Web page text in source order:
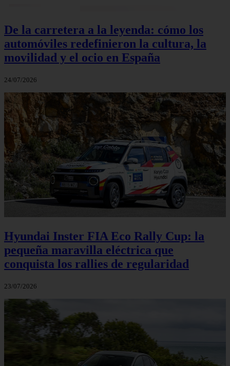
De la carretera a la leyenda: cómo los
automóviles redefinieron la cultura, la
movilidad y el ocio en España
24/07/2026
Hyundai Inster FIA Eco Rally Cup: la
pequeña maravilla eléctrica que
conquista los rallies de regularidad
23/07/2026